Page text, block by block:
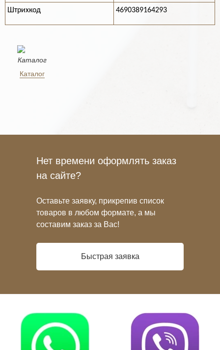
Штрихкод 4690389164293
Каталог
Нет времени оформлять заказ
на сайте?
Оставьте заявку, прикрепив список
товаров в любом формате, а мы
составим заказ за Вас!
Быстрая заявка